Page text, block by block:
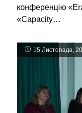
конференцію
«Capaсity…
15 Листопада,